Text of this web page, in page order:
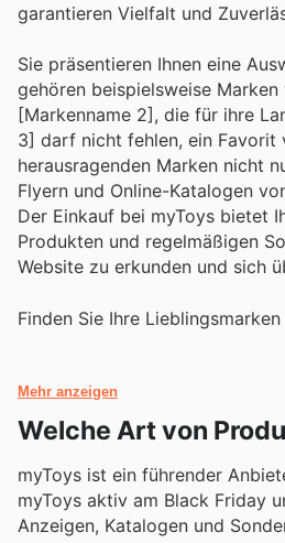
garantieren Vielfalt und
Sie präsentieren Ihnen eine
gehören beispielsweise
[Markenname 2], die für ihre
3] darf nicht fehlen, ein Favorit
herausragenden Marken nicht
Flyern und Online-Katalogen
Der Einkauf bei myToys bietet
Produkten und regelmäßigen
Website zu erkunden und sich
Finden Sie Ihre
Mehr anzeigen
Welche Art von
myToys ist ein führender
myToys aktiv am Black Friday
Anzeigen, Katalogen und